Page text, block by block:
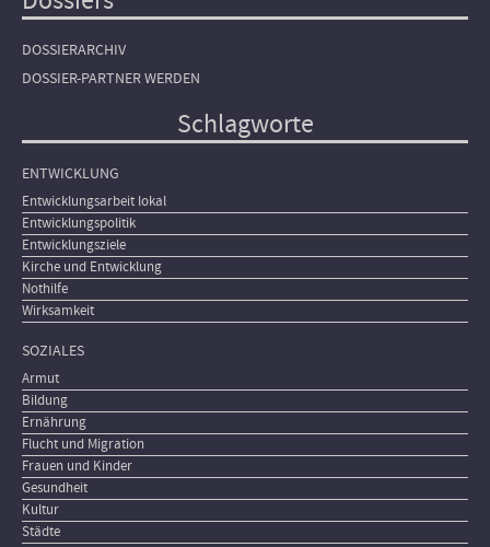
DOSSIERARCHIV
DOSSIER-PARTNER WERDEN
Schlagworte
ENTWICKLUNG
Entwicklungsarbeit lokal
Entwicklungspolitik
Entwicklungsziele
Kirche und Entwicklung
Nothilfe
Wirksamkeit
SOZIALES
Armut
Bildung
Ernährung
Flucht und Migration
Frauen und Kinder
Gesundheit
Kultur
Städte